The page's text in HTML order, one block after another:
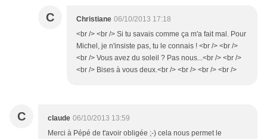
C Christiane 06/10/2013 17:18
<br /> <br /> Si tu savais comme ça m'a fait mal. Pour
Michel, je n'insiste pas, tu le connais ! <br /> <br />
<br /> Vous avez du soleil ? Pas nous...<br /> <br />
<br /> Bises à vous deux.<br /> <br /> <br /> <br />
C claude 06/10/2013 13:59
Merci à Pépé de t'avoir obligée ;-) cela nous permet le